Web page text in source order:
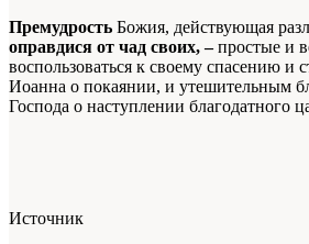
Премудрость Божия, действующая
оправдися от чад своих, –простые и
воспользоваться к своему спасению и
Иоанна о покаянии, и утешительным
Господа о наступлении благодатного
Источник